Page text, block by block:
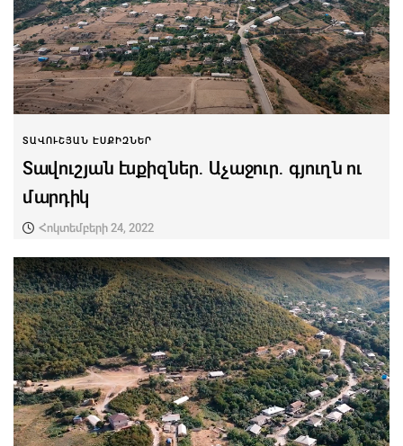
ՏԱՎՈՒՇՅԱՆ ԷՍՔԻԶՆԵՐ
Տավուշյան էսքիզներ․ Աչաջուր․ գյուղն ու
մարդիկ
Հոկտեմբերի 24, 2022